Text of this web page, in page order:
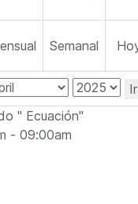
Semanal
" Ecuación"
- 09:00am